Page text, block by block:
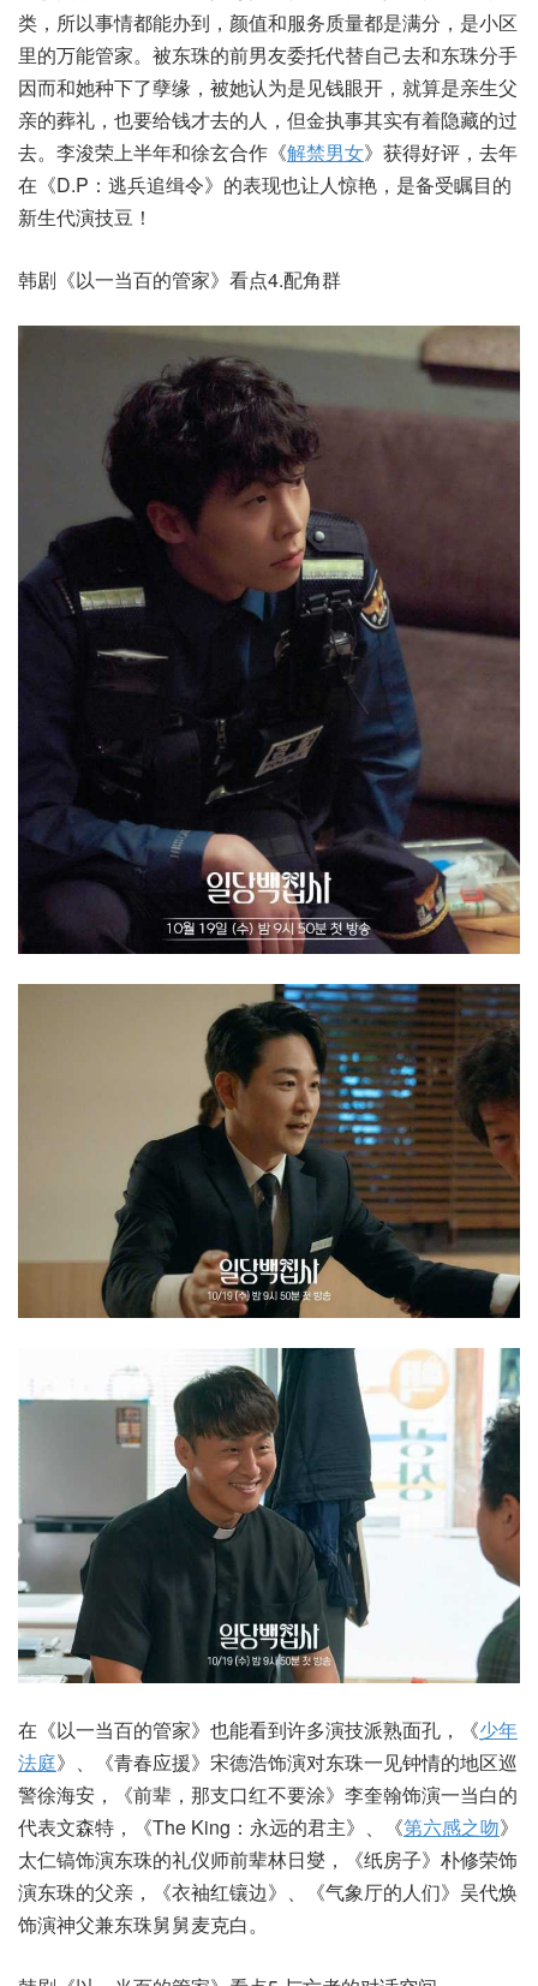
类，所以事情都能办到，颜值和服务质量都是满分，是小区
里的万能管家。被东珠的前男友委托代替自己去和东珠分手
因而和她种下了孽缘，被她认为是见钱眼开，就算是亲生父
亲的葬礼，也要给钱才去的人，但金执事其实有着隐藏的过
去。李浚荣上半年和徐玄合作《解禁男女》获得好评，去年
在《D.P：逃兵追缉令》的表现也让人惊艳，是备受瞩目的
新生代演技豆！
韩剧《以一当百的管家》看点4.配角群
在《以一当百的管家》也能看到许多演技派熟面孔，《少年
法庭》、《青春应援》宋德浩饰演对东珠一见钟情的地区巡
警徐海安，《前辈，那支口红不要涂》李奎翰饰演一当白的
代表文森特，《The King：永远的君主》、《第六感之吻》
太仁镐饰演东珠的礼仪师前辈林日燮，《纸房子》朴修荣饰
演东珠的父亲，《衣袖红镶边》、《气象厅的人们》吴代焕
饰演神父兼东珠舅舅麦克白。